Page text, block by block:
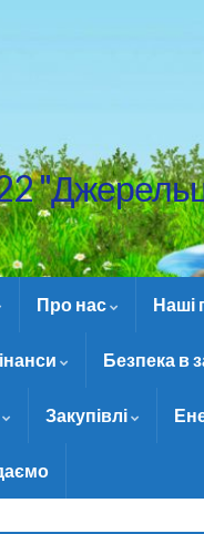
Про нас Наші
Безпека в
Закупівлі